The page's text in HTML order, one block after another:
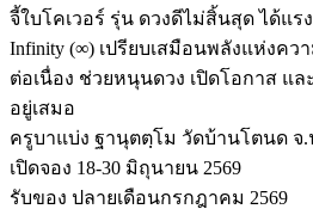
จี้ใบโคเวอร์ รุ่น ดวงดีไม่สิ้นสุด ได้แ
Infinity (∞) เปรียบเสมือนพลังแห่งค
ต่อเนื่อง ช่วยหนุนดวง เปิดโอกาส แ
อยู่เสมอ
ครูบาแบ่ง ฐานุตตฺโม วัดบ้านโตนด จ
เปิดจอง 18-30 มิถุนายน 2569
รับของ ปลายเดือนกรกฎาคม 2569